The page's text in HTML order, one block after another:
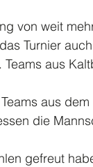
von weit
Turnier
aus
aus
die
gefreut